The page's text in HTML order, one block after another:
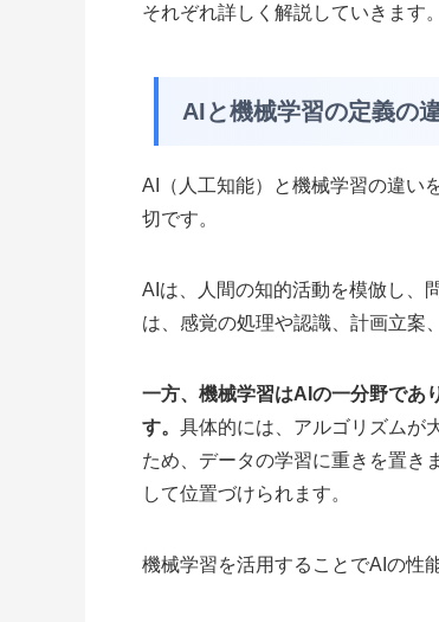
それぞれ詳しく解説していきます。
AIと機械学習の定義の
AI（人工知能）と機械学習の違い
切です。
AIは、人間の知的活動を模倣し、
は、感覚の処理や認識、計画立案
一方、機械学習はAIの一分野であ
す。 具体的には、アルゴリズムが
ため、データの学習に重きを置き
して位置づけられます。
機械学習を活用することでAIの性